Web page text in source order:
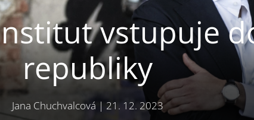
vstupuje
republiky
Jana Chuchvalcová | 21. 12. 2023